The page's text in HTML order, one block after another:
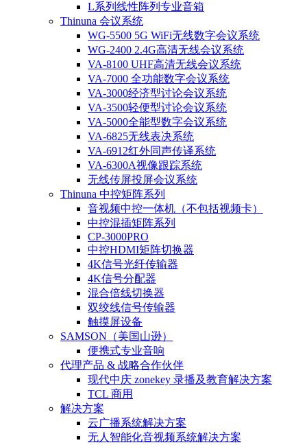
L系列线性阵列专业音箱
Thinuna 会议系统
WG-5500 5G WiFi无线数字会议系统
WG-2400 2.4G高清无线会议系统
VA-8100 UHF高清无线会议系统
VA-7000 全功能数字会议系统
VA-3000经济型讨论会议系统
VA-3500轻便型讨论会议系统
VA-5000全能型数字会议系统
VA-6825无线表决系统
VA-6912红外同声传译系统
VA-6300A视像跟踪系统
无线传屏投屏会议系统
Thinuna 中控矩阵系列
音视频中控一体机（不包括视频卡）
中控混插矩阵系列
CP-3000PRO
中控HDMI矩阵切换器
4K信号光纤传输器
4K信号分配器
混合倍线切换器
双绞线信号传输器
触摸屏设备
SAMSON（美国山逊）
便携式专业音响
代理产品 & 战略合作伙伴
现代中庆 zonekey 录播及教育解决方案
TCL 商用
解决方案
云广播系统解决方案
无人智能化音视频系统解决方案